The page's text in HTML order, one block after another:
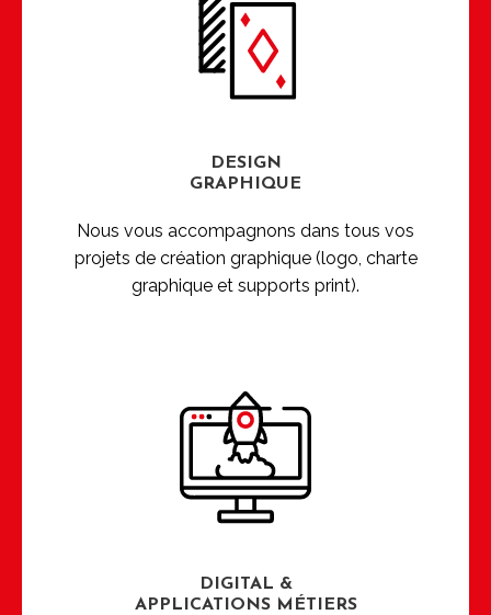
DESIGN
GRAPHIQUE
Nous vous accompagnons dans tous vos
projets de création graphique (logo, charte
graphique et supports print).
DIGITAL &
APPLICATIONS MÉTIERS